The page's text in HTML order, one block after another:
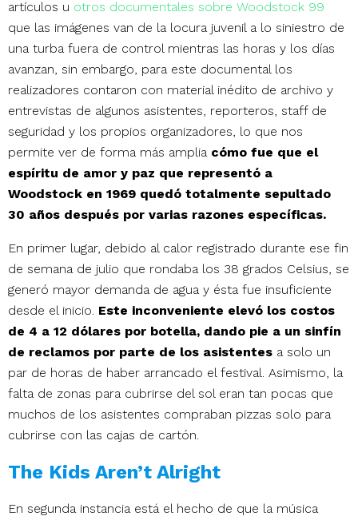
artículos u otros documentales sobre Woodstock 99
que las imágenes van de la locura juvenil a lo siniestro de
una turba fuera de control mientras las horas y los días
avanzan, sin embargo, para este documental los
realizadores contaron con material inédito de archivo y
entrevistas de algunos asistentes, reporteros, staff de
seguridad y los propios organizadores, lo que nos
permite ver de forma más amplia cómo fue que el
espíritu de amor y paz que representó a
Woodstock en 1969 quedó totalmente sepultado
30 años después por varias razones específicas.
En primer lugar, debido al calor registrado durante ese fin
de semana de julio que rondaba los 38 grados Celsius, se
generó mayor demanda de agua y ésta fue insuficiente
desde el inicio. Este inconveniente elevó los costos
de 4 a 12 dólares por botella, dando pie a un sinfín
de reclamos por parte de los asistentes a solo un
par de horas de haber arrancado el festival. Asimismo, la
falta de zonas para cubrirse del sol eran tan pocas que
muchos de los asistentes compraban pizzas solo para
cubrirse con las cajas de cartón.
The Kids Aren’t Alright
En segunda instancia está el hecho de que la música